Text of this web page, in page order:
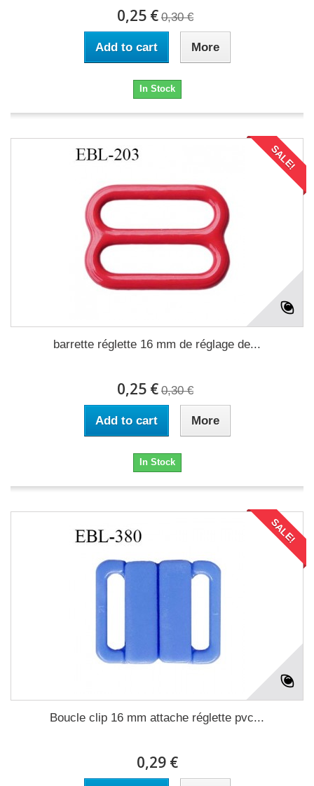
0,25 € 0,30 €
Add to cart More
In Stock
SALE!
barrette réglette 16 mm de réglage de...
0,25 € 0,30 €
Add to cart More
In Stock
SALE!
Boucle clip 16 mm attache réglette pvc...
0,29 €